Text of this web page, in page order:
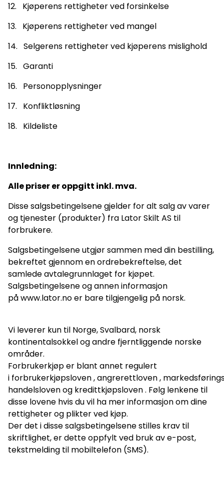
12. Kjøperens rettigheter ved forsinkelse
13. Kjøperens rettigheter ved mangel
14. Selgerens rettigheter ved kjøperens mislighold
15. Garanti
16. Personopplysninger
17. Konfliktløsning
18. Kildeliste
Innledning:
Alle priser er oppgitt inkl. mva.
Disse salgsbetingelsene gjelder for alt salg av varer
og tjenester (produkter) fra Lator Skilt AS til
forbrukere.
Salgsbetingelsene utgjør sammen med din bestilling,
bekreftet gjennom en ordrebekreftelse, det
samlede avtalegrunnlaget for kjøpet.
Salgsbetingelsene og annen informasjon
påwww.lator.noer bare tilgjengelig på norsk.
Vi leverer kun til Norge, Svalbard, norsk
kontinentalsokkel og andre fjerntliggende norske
områder.
Forbrukerkjøp er blant annet regulert
i forbrukerkjøpsloven,angrerettloven,
handelslovenog kredittkjøpsloven. Følg lenkene til
disse lovene hvis du vil ha mer informasjon om dine
rettigheter og plikter ved kjøp.
Der det i disse salgsbetingelsene stilles krav til
skriftlighet, er dette oppfylt ved bruk av e-post,
tekstmelding til mobiltelefon (SMS).